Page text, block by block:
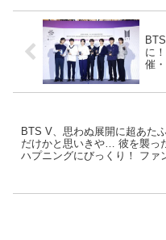
に
催
BTS V、思わぬ展開に超あた
だけかと思いきや… 彼を襲っ
ハプニングにびっくり！ ファ